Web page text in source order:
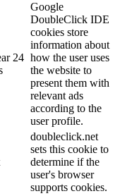
24
Google
DoubleClick IDE
cookies store
information about
how the user uses
the website to
present them with
relevant ads
according to the
user profile.
doubleclick.net
sets this cookie to
determine if the
user's browser
supports cookies.